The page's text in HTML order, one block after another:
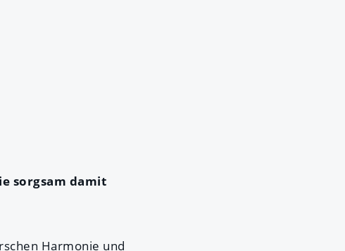
sorgsam damit
Harmonie und